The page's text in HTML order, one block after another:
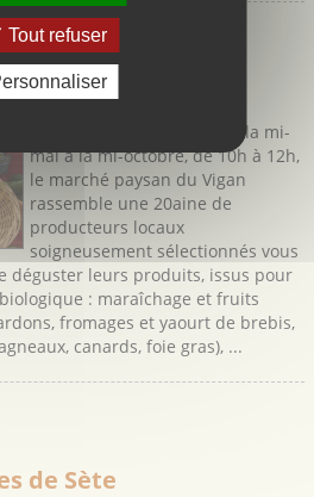
locaux
Vigan
Tous les mardis matins de la mi-
mai à la mi-octobre, de 10h à 12h,
le marché paysan du Vigan
rassemble une 20aine de
producteurs locaux
soigneusement sélectionnés vous
déguster leurs produits, issus pour
: maraîchage et fruits
fromages et yaourt de brebis,
canards, foie gras), ...
de Sète
Tout refuser